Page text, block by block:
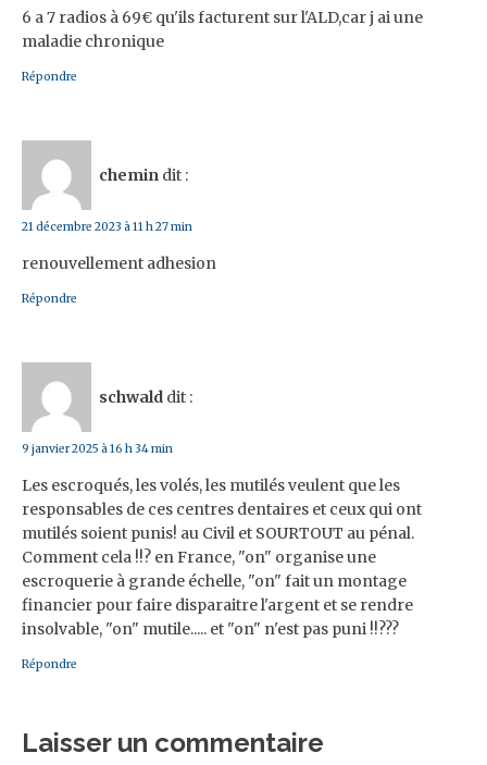
6 a 7 radios à 69€ qu'ils facturent sur l'ALD,car j ai une
maladie chronique
Répondre
chemin dit :
21 décembre 2023 à 11 h 27 min
renouvellement adhesion
Répondre
schwald dit :
9 janvier 2025 à 16 h 34 min
Les escroqués, les volés, les mutilés veulent que les
responsables de ces centres dentaires et ceux qui ont
mutilés soient punis! au Civil et SOURTOUT au pénal.
Comment cela !!? en France, "on" organise une
escroquerie à grande échelle, "on" fait un montage
financier pour faire disparaitre l'argent et se rendre
insolvable, "on" mutile..... et "on" n'est pas puni !!???
Répondre
Laisser un commentaire